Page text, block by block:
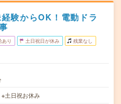
験からOK！電動ドラ
あり 土日祝日が休み 残業なし
土日祝お休み